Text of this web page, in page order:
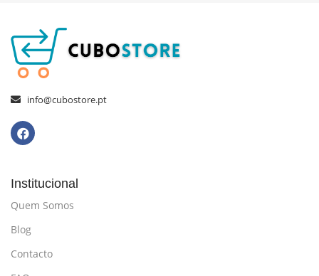
info@cubostore.pt
Institucional
Quem Somos
Blog
Contacto